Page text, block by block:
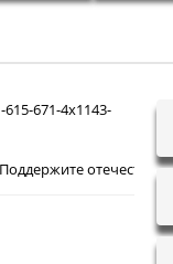
671-4x1143-
Доброй